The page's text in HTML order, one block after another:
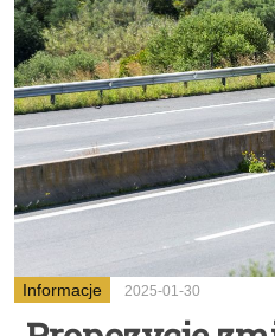
Informacje 2025-01-30